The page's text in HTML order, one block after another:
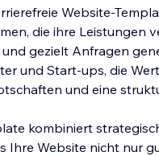
Website-
die ihre Leistungen
gezielt Anfragen
und Start-ups, die
und eine
kombiniert
Ihre Website nicht nur